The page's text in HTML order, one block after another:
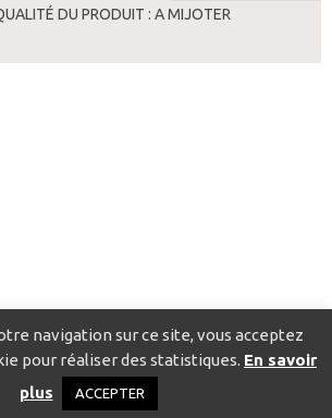
DU PRODUIT : A MIJOTER
les fournisseurs
de confidentialité
navigation sur ce site, vous acceptez
pour réaliser des statistiques. En savoir
plus
ACCEPTER